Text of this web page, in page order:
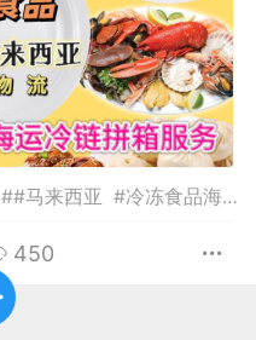
同乡联谊
##马来西亚 #冷冻食品海运马来西亚
450